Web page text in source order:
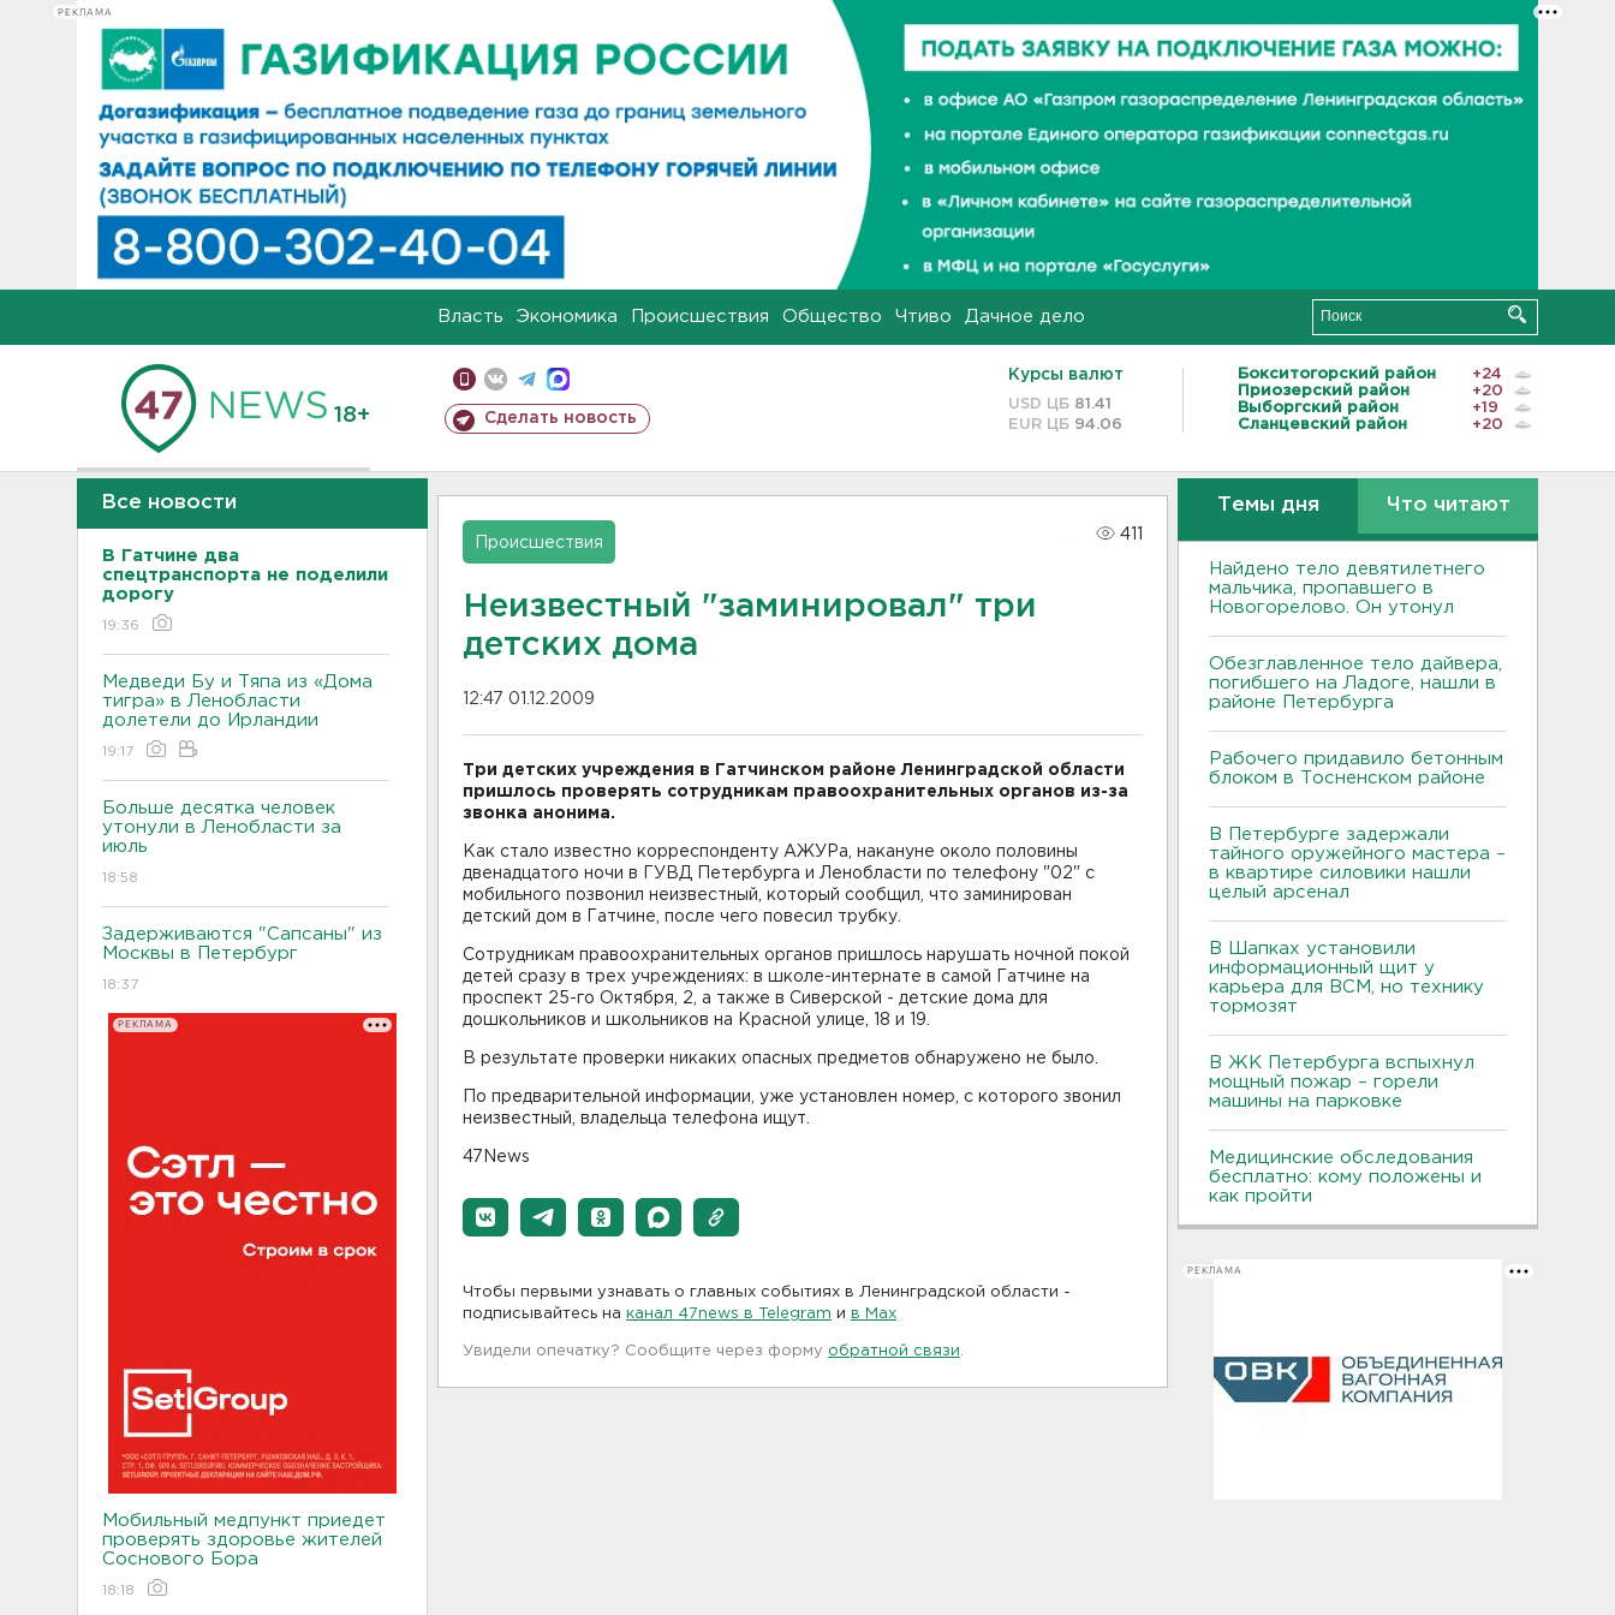
РЕКЛАМА
Власть Экономика Происшествия Общество Чтиво Дачное дело
18+ Сделать новость
Курсы валют
USD ЦБ 81.41
EUR ЦБ 94.06
Бокситогорский район
+24
Приозерский район
+20
Выборгский район
+19
Сланцевский район
+20
Все новости
В Гатчине два
спецтранспорта не поделили
дорогу
19:36
Медведи Бу и Тяпа из «Дома
тигра» в Ленобласти
долетели до Ирландии
19:17
Больше десятка человек
утонули в Ленобласти за
июль
18:58
Задерживаются "Сапсаны" из
Москвы в Петербург
18:37
РЕКЛАМА
Мобильный медпункт приедет
проверять здоровье жителей
Соснового Бора
18:18
Происшествия
411
Неизвестный "заминировал" три
детских дома
12:47 01.12.2009
Три детских учреждения в Гатчинском районе Ленинградской области
пришлось проверять сотрудникам правоохранительных органов из-за
звонка анонима.
Как стало известно корреспонденту АЖУРа, накануне около половины
двенадцатого ночи в ГУВД Петербурга и Ленобласти по телефону "02" с
мобильного позвонил неизвестный, который сообщил, что заминирован
детский дом в Гатчине, после чего повесил трубку.
Сотрудникам правоохранительных органов пришлось нарушать ночной покой
детей сразу в трех учреждениях: в школе-интернате в самой Гатчине на
проспект 25-го Октября, 2, а также в Сиверской - детские дома для
дошкольников и школьников на Красной улице, 18 и 19.
В результате проверки никаких опасных предметов обнаружено не было.
По предварительной информации, уже установлен номер, с которого звонил
неизвестный, владельца телефона ищут.
47News
Чтобы первыми узнавать о главных событиях в Ленинградской области -
подписывайтесь на канал 47news в Telegram и в Maх
Увидели опечатку? Сообщите через форму обратной связи
Темы дня Что читают
Найдено тело девятилетнего
мальчика, пропавшего в
Новогорелово. Он утонул
Обезглавленное тело дайвера,
погибшего на Ладоге, нашли в
районе Петербурга
Рабочего придавило бетонным
блоком в Тосненском районе
В Петербурге задержали
тайного оружейного мастера –
в квартире силовики нашли
целый арсенал
В Шапках установили
информационный щит у
карьера для ВСМ, но технику
тормозят
В ЖК Петербурга вспыхнул
мощный пожар – горели
машины на парковке
Медицинские обследования
бесплатно: кому положены и
как пройти
РЕКЛАМА